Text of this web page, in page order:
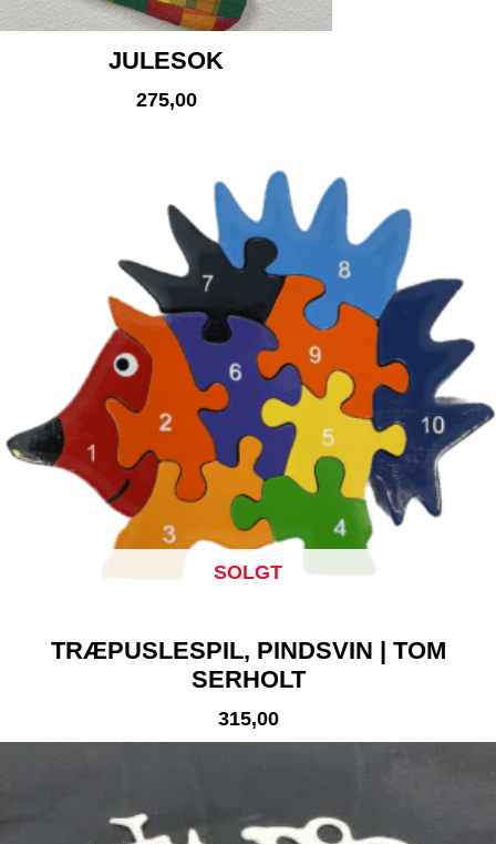
JULESOK
275,00
SOLGT
TRÆPUSLESPIL, PINDSVIN | TOM
SERHOLT
315,00